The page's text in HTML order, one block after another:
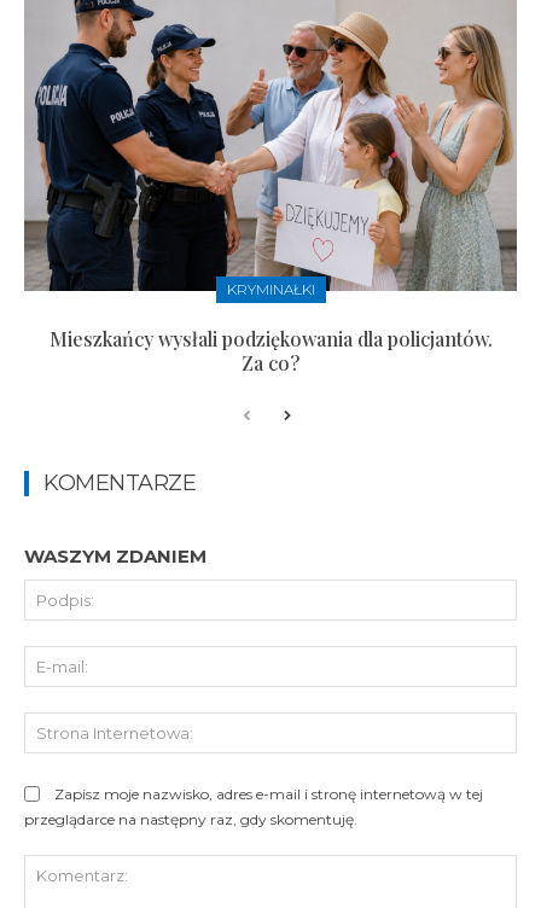
KRYMINAŁKI
Mieszkańcy wysłali podziękowania dla policjantów.
Za co?
KOMENTARZE
WASZYM ZDANIEM
Zapisz moje nazwisko, adres e-mail i stronę internetową w tej
przeglądarce na następny raz, gdy skomentuję.